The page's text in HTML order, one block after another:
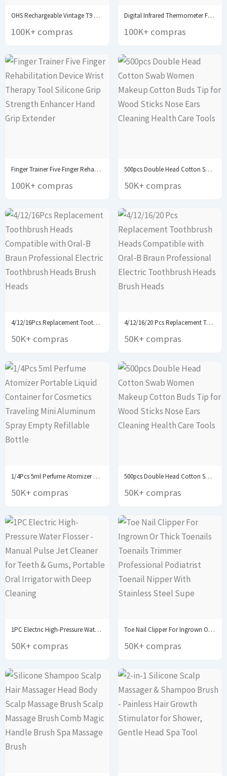
OHS Rechargeable Vintage T9 Cordless Hair Cutting Machine...
100K+ compras
Digital Infrared Thermometer Forehead Body Non-Contact Fever Thermometers...
100K+ compras
Finger Trainer Five Finger Rehabilitation Device Wrist Therapy...
100K+ compras
500pcs Double Head Cotton Swab Women Makeup Cotton...
50K+ compras
4/12/16Pcs Replacement Toothbrush Heads Compatible with Oral-B Braun...
50K+ compras
4/12/16/20 Pcs Replacement Toothbrush Heads Compatible with Oral-B...
50K+ compras
1/4Pcs 5ml Perfume Atomizer Portable Liquid Container for...
50K+ compras
500pcs Double Head Cotton Swab Women Makeup Cotton...
50K+ compras
1PC Electric High-Pressure Water Flosser - Manual Pulse...
50K+ compras
Toe Nail Clipper For Ingrown Or Thick Toenails...
50K+ compras